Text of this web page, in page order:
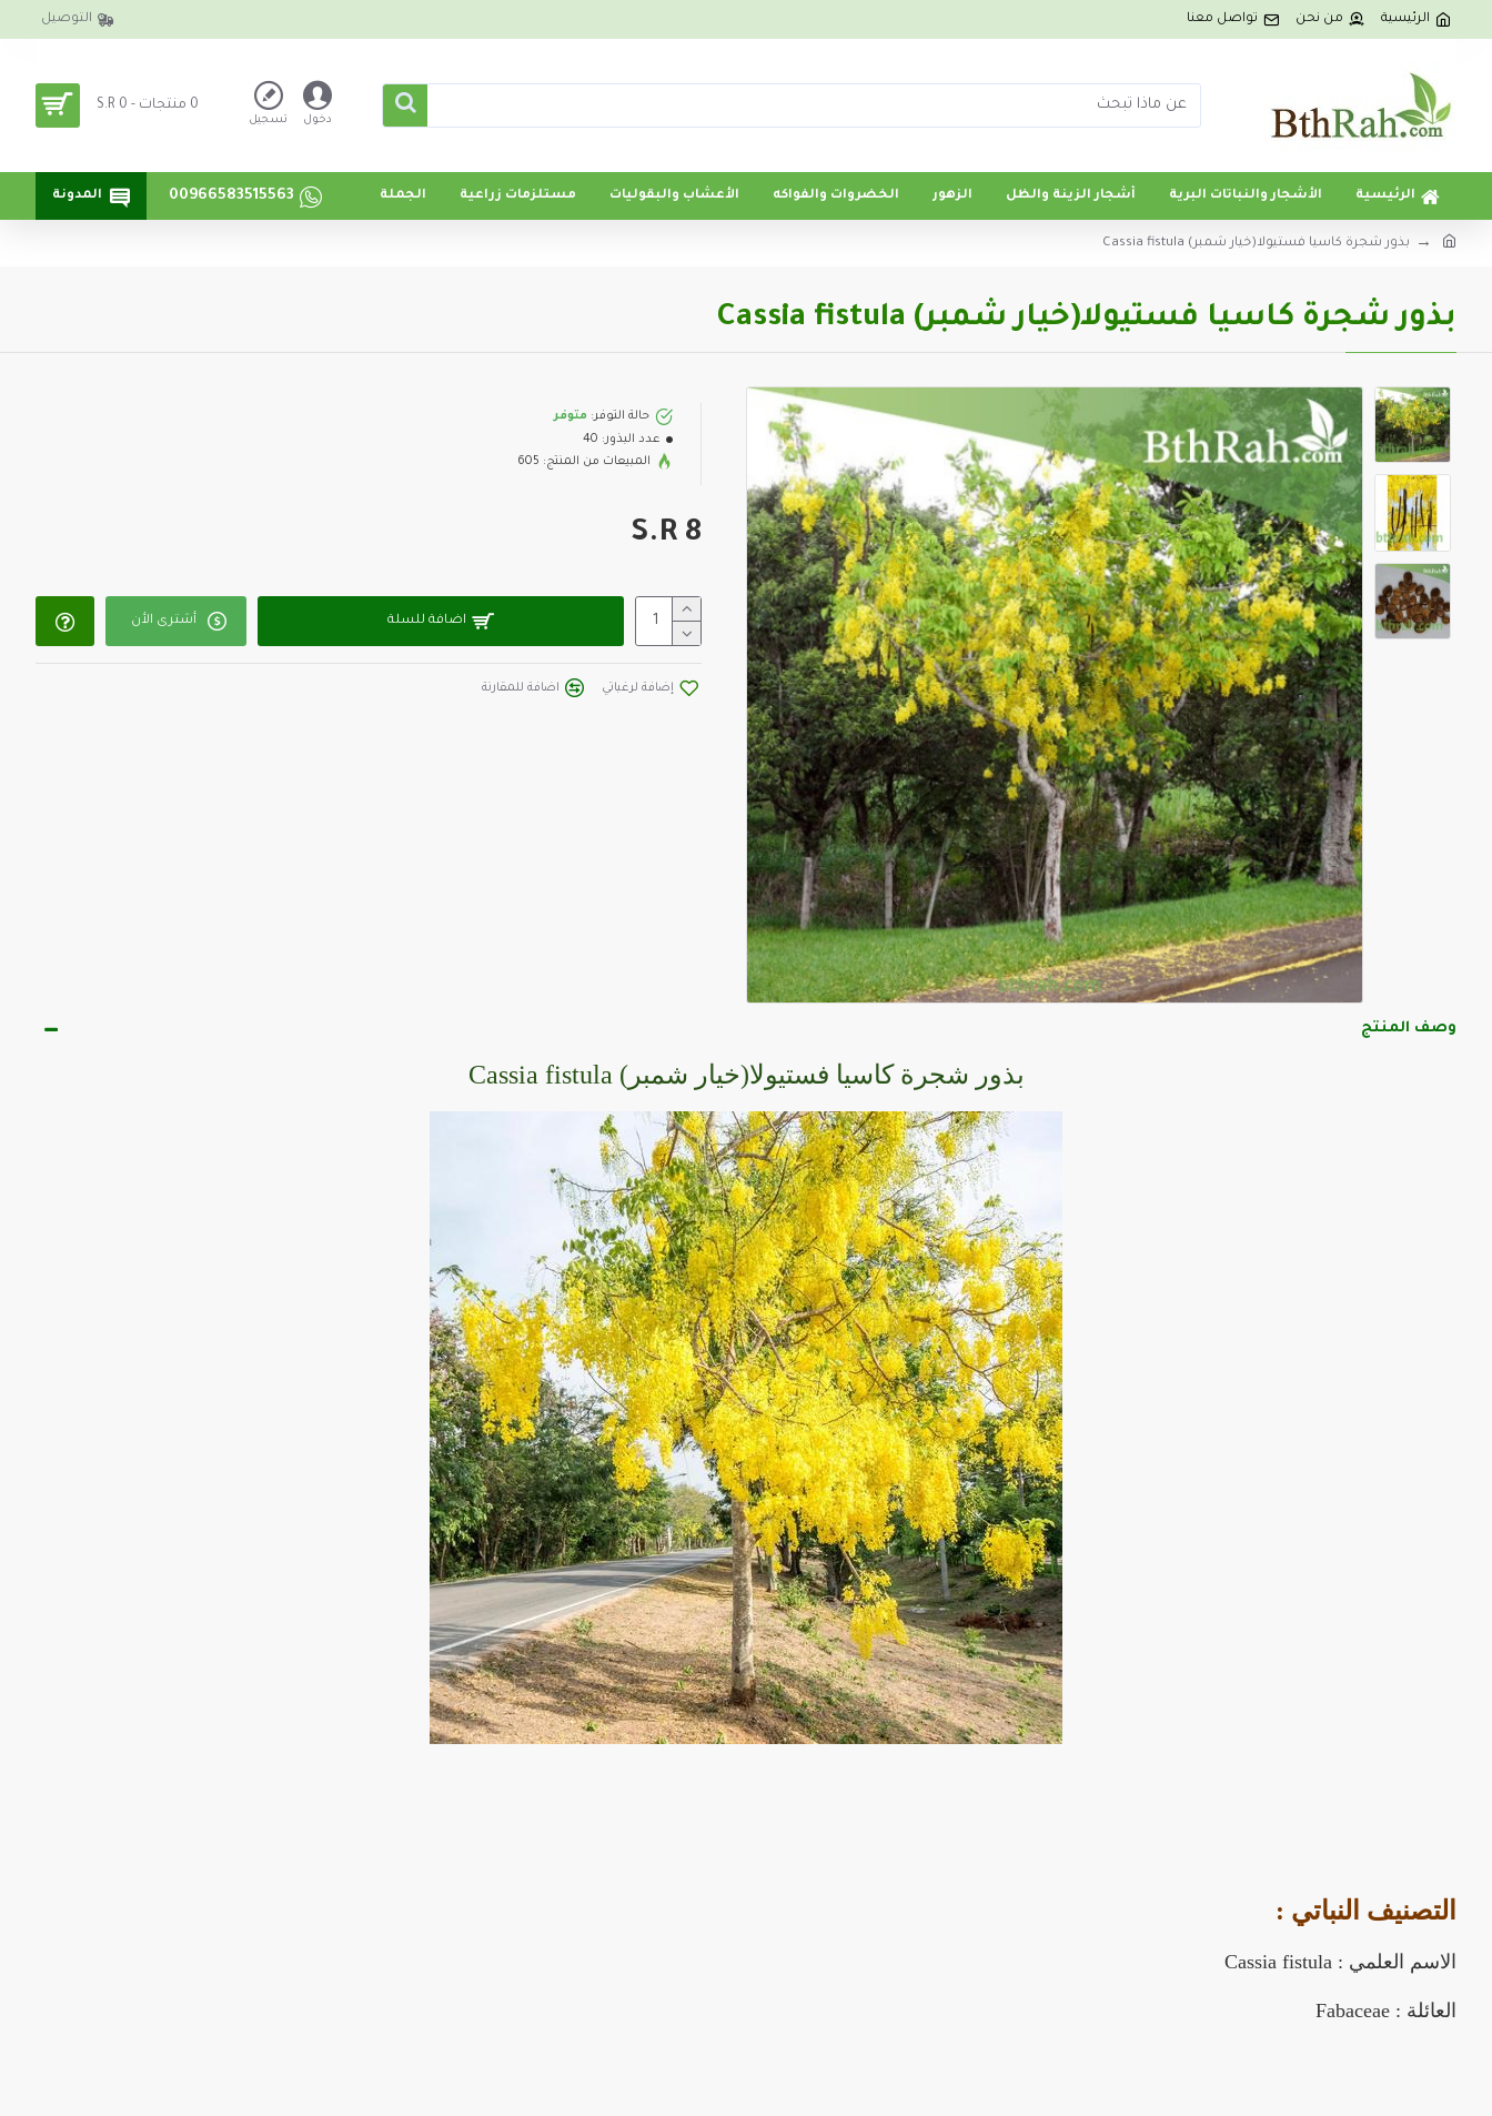
الرئيسية من نحن تواصل معنا التوصيل
دخول تسجيل
0 منتجات - S.R 0
الرئيسية الأشجار والنباتات البرية أشجار الزينة والظل الزهور الخضروات والفواكه الأعشاب والبقوليات مستلزمات زراعية الجملة 00966583515563 المدونة
بذور شجرة كاسيا فستيولا(خيار شمبر) Cassia fistula
بذور شجرة كاسيا فستيولا(خيار شمبر) Cassia fistula
حالة التوفر: متوفر
عدد البذور: 40
المبيعات من المنتج: 605
S.R 8
اضافة للسلة أشترى الأن
إضافة لرغباتي اضافة للمقارنة
وصف المنتج
بذور شجرة كاسيا فستيولا(خيار شمبر) Cassia fistula
التصنيف النباتي :
الاسم العلمي : Cassia fistula
العائلة : Fabaceae